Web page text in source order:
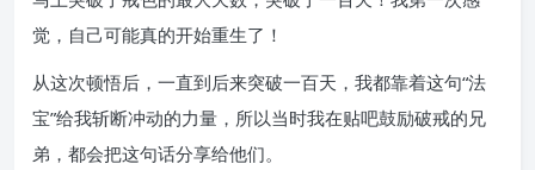
觉，自己可能真的开始重生了！
从这次顿悟后，一直到后来突破一百天，我都靠着这句“法
宝”给我斩断冲动的力量，所以当时我在贴吧鼓励破戒的兄
弟，都会把这句话分享给他们。